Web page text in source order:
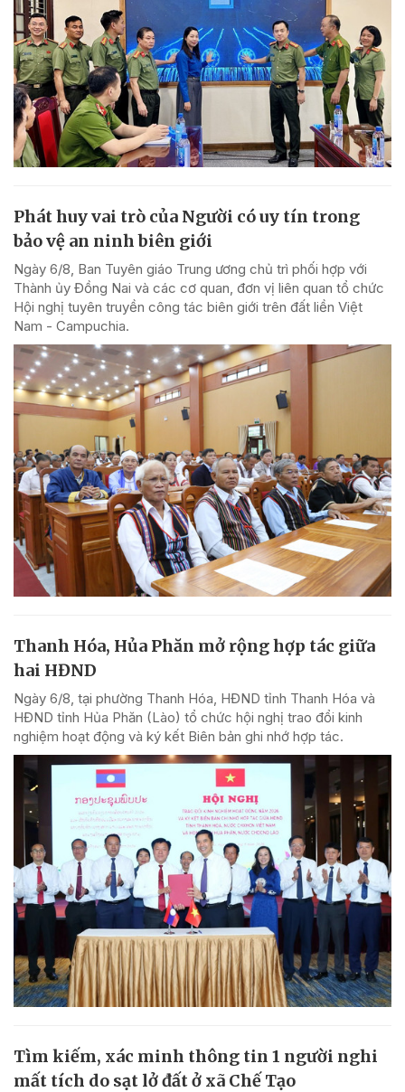
Phát huy vai trò của Người có uy tín trong
bảo vệ an ninh biên giới
Ngày 6/8, Ban Tuyên giáo Trung ương chủ trì phối hợp với
Thành ủy Đồng Nai và các cơ quan, đơn vị liên quan tổ chức
Hội nghị tuyên truyền công tác biên giới trên đất liền Việt
Nam - Campuchia.
Thanh Hóa, Hủa Phăn mở rộng hợp tác giữa
hai HĐND
Ngày 6/8, tại phường Thanh Hóa, HĐND tỉnh Thanh Hóa và
HĐND tỉnh Hủa Phăn (Lào) tổ chức hội nghị trao đổi kinh
nghiệm hoạt động và ký kết Biên bản ghi nhớ hợp tác.
Tìm kiếm, xác minh thông tin 1 người nghi
mất tích do sạt lở đất ở xã Chế Tạo